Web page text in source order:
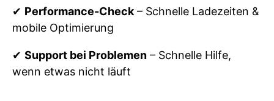
✔ Performance-Check – Schnelle Ladezeiten &
mobile Optimierung
✔ Support bei Problemen – Schnelle Hilfe,
wenn etwas nicht läuft